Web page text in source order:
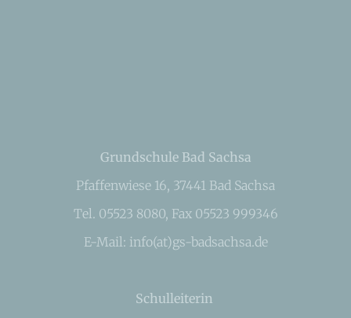
Grundschule Bad Sachsa
Pfaffenwiese 16, 37441 Bad Sachsa
Tel. 05523 8080, Fax 05523 999346
E-Mail: info(at)gs-badsachsa.de
Schulleiterin